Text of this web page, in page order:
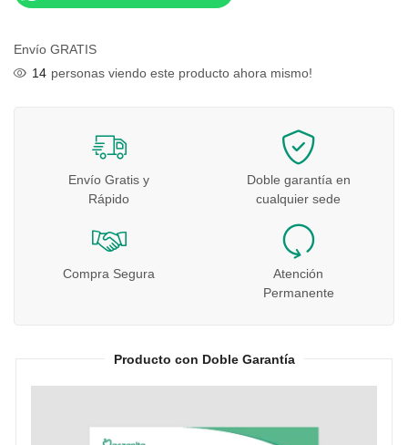
Envío GRATIS
14 personas viendo este producto ahora mismo!
Envío Gratis y
Rápido
Doble garantía en
cualquier sede
Compra Segura
Atención
Permanente
Producto con Doble Garantía